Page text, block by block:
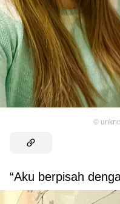
©
“Aku berpisah